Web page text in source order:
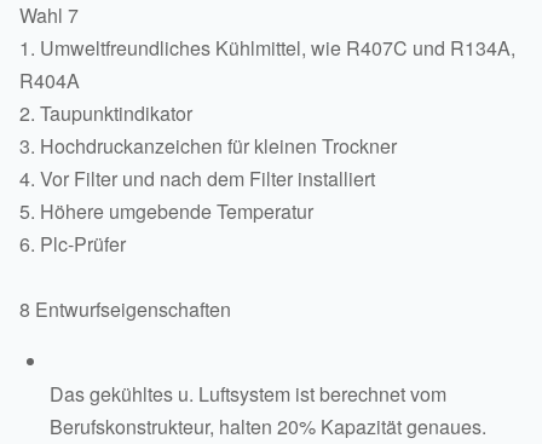
Wahl 7
1. Umweltfreundliches Kühlmittel, wie R407C und R134A,
R404A
2. Taupunktindikator
3. Hochdruckanzeichen für kleinen Trockner
4. Vor Filter und nach dem Filter installiert
5. Höhere umgebende Temperatur
6. Plc-Prüfer
8 Entwurfseigenschaften
Das gekühltes u. Luftsystem ist berechnet vom
Berufskonstrukteur, halten 20% Kapazität genaues.